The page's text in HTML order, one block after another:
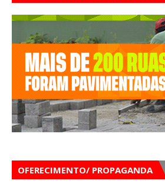
OFERECIMENTO/ PROPAGANDA